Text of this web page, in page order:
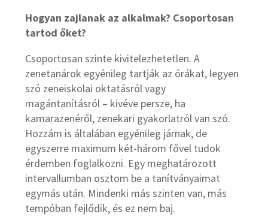
Hogyan zajlanak az alkalmak? Csoportosan
tartod őket?
Csoportosan szinte kivitelezhetetlen. A
zenetanárok egyénileg tartják az órákat, legyen
szó zeneiskolai oktatásról vagy
magántanításról – kivéve persze, ha
kamarazenéről, zenekari gyakorlatról van szó.
Hozzám is általában egyénileg járnak, de
egyszerre maximum két-három fővel tudok
érdemben foglalkozni. Egy meghatározott
intervallumban osztom be a tanítványaimat
egymás után. Mindenki más szinten van, más
tempóban fejlődik, és ez nem baj.